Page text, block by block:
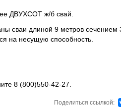
ДВУХСОТ ж/б свай.
сваи длиной 9 метров сечением
на несущую способность.
8 (800)550-42-27.
Поделиться ссылкой: